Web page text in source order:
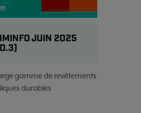
JUIN 2025
gamme de revêtements
durables